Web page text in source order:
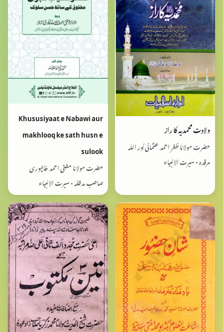
ولادت محمدیہ کا راز
حضرت مولانا ظفر احمد عثمانی نور اللہ
مرقدہ • سیرت الانبیاء
Khususiyaat e Nabawi aur
makhlooq ke sath husn e
sulook
حضرت مولانا مفتی احمد خانپوری
صاحب مدظلہ • سیرت الانبیاء